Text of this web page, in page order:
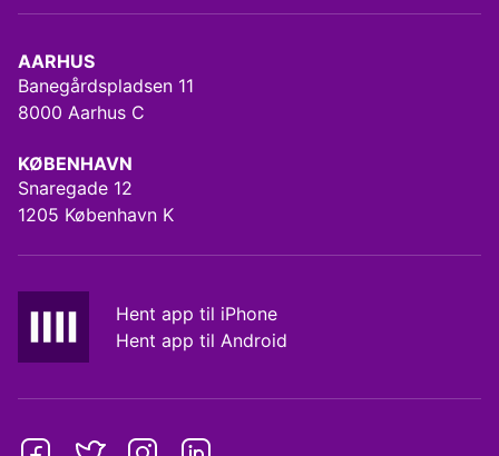
AARHUS
Banegårdspladsen 11
8000 Aarhus C
KØBENHAVN
Snaregade 12
1205 København K
Hent app til iPhone
Hent app til Android